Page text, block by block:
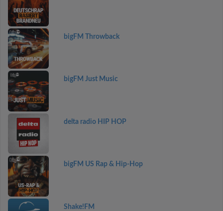
bigFM Throwback
bigFM Just Music
delta radio HIP HOP
bigFM US Rap & Hip-Hop
Shake!FM